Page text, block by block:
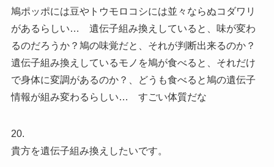
鳩ポッポには豆やトウモロコシには並々ならぬコダワリ
があるらしい… 遺伝子組み換えしていると、味が変わ
るのだろうか？鳩の味覚だと、それが判断出来るのか？
遺伝子組み換えしているモノを鳩が食べると、それだけ
で身体に変調があるのか？、どうも食べると鳩の遺伝子
情報が組み変わるらしい… すごい体質だな
20.
貴方を遺伝子組み換えしたいです。